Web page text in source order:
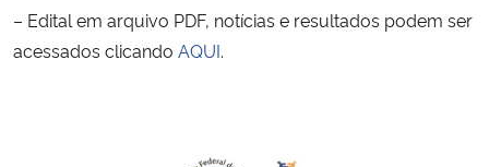
Ministério do Meio Ambiente
– Edital em arquivo PDF, notícias e resultados podem ser
acessados clicando AQUI.